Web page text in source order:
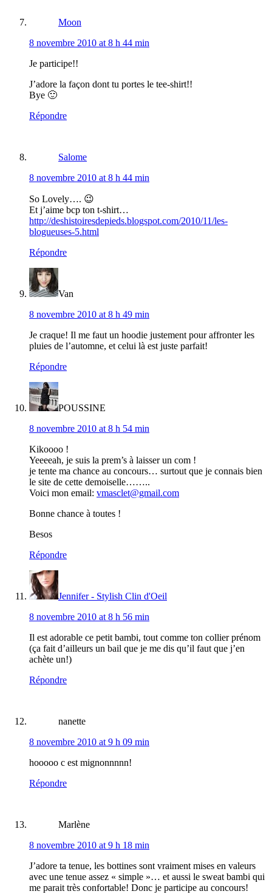
Moon
8 novembre 2010 at 8 h 44 min
Je participe!!
J’adore la façon dont tu portes le tee-shirt!!
Bye 🙂
Répondre
Salome
8 novembre 2010 at 8 h 44 min
So Lovely…. 😉
Et j’aime bcp ton t-shirt…
http://deshistoiresdepieds.blogspot.com/2010/11/les-
blogueuses-5.html
Répondre
Van
8 novembre 2010 at 8 h 49 min
Je craque! Il me faut un hoodie justement pour affronter les
pluies de l’automne, et celui là est juste parfait!
Répondre
POUSSINE
8 novembre 2010 at 8 h 54 min
Kikoooo !
Yeeeeah, je suis la prem’s à laisser un com !
je tente ma chance au concours… surtout que je connais bien
le site de cette demoiselle……..
Voici mon email: vmasclet@gmail.com
Bonne chance à toutes !
Besos
Répondre
Jennifer - Stylish Clin d'Oeil
8 novembre 2010 at 8 h 56 min
Il est adorable ce petit bambi, tout comme ton collier prénom
(ça fait d’ailleurs un bail que je me dis qu’il faut que j’en
achète un!)
Répondre
nanette
8 novembre 2010 at 9 h 09 min
hooooo c est mignonnnnn!
Répondre
Marlène
8 novembre 2010 at 9 h 18 min
J’adore ta tenue, les bottines sont vraiment mises en valeurs
avec une tenue assez « simple »… et aussi le sweat bambi qui
me parait très confortable! Donc je participe au concours!